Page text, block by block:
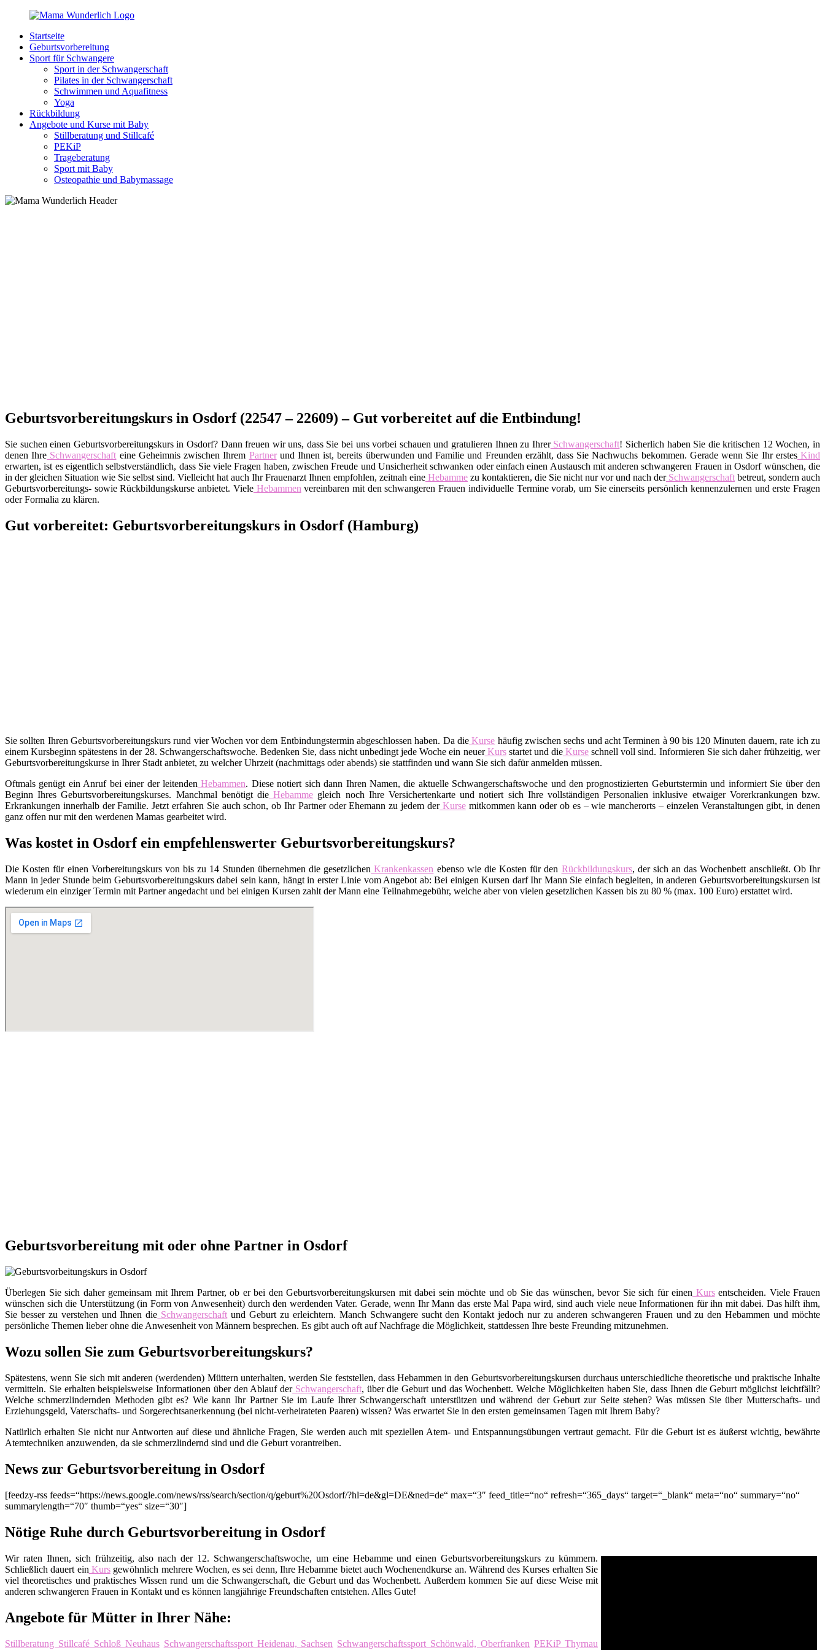
Zurück
Inhalt
MamaWunderlich.de
Mutti
sein
wunderbar!
Startseite
Geburtsvorbereitung
Sport für Schwangere
Sport in der Schwangerschaft
Pilates in der Schwangerschaft
Schwimmen und Aquafitness
Yoga
Rückbildung
Angebote und Kurse mit Baby
Stillberatung und Stillcafé
PEKiP
Trageberatung
Sport mit Baby
Osteopathie und Babymassage
Geburtsvorbereitungskurs in Osdorf (22547 – 22609) – Gut vorbereitet auf die Entbindung!
Sie suchen einen Geburtsvorbereitungskurs in Osdorf? Dann freuen wir uns, dass Sie bei uns vorbei schauen und gratulieren Ihnen zu IhrerSchwangerschaft! Sicherlich haben Sie die kritischen 12 Wochen, in
denen Ihre Schwangerschaft eine Geheimnis zwischen Ihrem Partnerund Ihnen ist, bereits überwunden und Familie und Freunden erzählt, dass Sie Nachwuchs bekommen. Gerade wenn Sie Ihr erstesKind
erwarten, ist es eigentlich selbstverständlich, dass Sie viele Fragen haben, zwischen Freude und Unsicherheit schwanken oder einfach einen Austausch mit anderen schwangeren Frauen in Osdorf wünschen, die
in der gleichen Situation wie Sie selbst sind. Vielleicht hat auch Ihr Frauenarzt Ihnen empfohlen, zeitnah eine Hebamme zu kontaktieren, die Sie nicht nur vor und nach derSchwangerschaft betreut, sondern auch
Geburtsvorbereitungs- sowie Rückbildungskurse anbietet. VieleHebammen vereinbaren mit den schwangeren Frauen individuelle Termine vorab, um Sie einerseits persönlich kennenzulernen und erste Fragen
oder Formalia zu klären.
Gut vorbereitet: Geburtsvorbereitungskurs in Osdorf (Hamburg)
Sie sollten Ihren Geburtsvorbereitungskurs rund vier Wochen vor dem Entbindungstermin abgeschlossen haben. Da die Kurse häufig zwischen sechs und acht Terminen à 90 bis 120 Minuten dauern, rate ich zu
einem Kursbeginn spätestens in der 28. Schwangerschaftswoche. Bedenken Sie, dass nicht unbedingt jede Woche ein neuerKursstartet und dieKurse schnell voll sind. Informieren Sie sich daher frühzeitig, wer
Geburtsvorbereitungskurse in Ihrer Stadt anbietet, zu welcher Uhrzeit (nachmittags oder abends) sie stattfinden und wann Sie sich dafür anmelden müssen.
Oftmals genügt ein Anruf bei einer der leitenden Hebammen. Diese notiert sich dann Ihren Namen, die aktuelle Schwangerschaftswoche und den prognostizierten Geburtstermin und informiert Sie über den
Beginn Ihres Geburtsvorbereitungskurses. Manchmal benötigt die Hebamme gleich noch Ihre Versichertenkarte und notiert sich Ihre vollständigen Personalien inklusive etwaiger Vorerkrankungen bzw.
Erkrankungen innerhalb der Familie. Jetzt erfahren Sie auch schon, ob Ihr Partner oder Ehemann zu jedem derKursemitkommen kann oder ob es – wie mancherorts – einzelen Veranstaltungen gibt, in denen
ganz offen nur mit den werdenen Mamas gearbeitet wird.
Was kostet in Osdorf ein empfehlenswerter Geburtsvorbereitungskurs?
Die Kosten für einen Vorbereitungskurs von bis zu 14 Stunden übernehmen die gesetzlichen Krankenkassen ebenso wie die Kosten für den Rückbildungskurs, der sich an das Wochenbett anschließt. Ob Ihr
Mann in jeder Stunde beim Geburtsvorbereitungskurs dabei sein kann, hängt in erster Linie vom Angebot ab: Bei einigen Kursen darf Ihr Mann Sie einfach begleiten, in anderen Geburtsvorbereitungskursen ist
wiederum ein einziger Termin mit Partner angedacht und bei einigen Kursen zahlt der Mann eine Teilnahmegebühr, welche aber von vielen gesetzlichen Kassen bis zu 80 % (max. 100 Euro) erstattet wird.
Geburtsvorbereitung mit oder ohne Partner in Osdorf
Überlegen Sie sich daher gemeinsam mit Ihrem Partner, ob er bei den Geburtsvorbereitungskursen mit dabei sein möchte und ob Sie das wünschen, bevor Sie sich für einen Kursentscheiden. Viele Frauen
wünschen sich die Unterstützung (in Form von Anwesenheit) durch den werdenden Vater. Gerade, wenn Ihr Mann das erste Mal Papa wird, sind auch viele neue Informationen für ihn mit dabei. Das hilft ihm,
Sie besser zu verstehen und Ihnen die Schwangerschaft und Geburt zu erleichtern. Manch Schwangere sucht den Kontakt jedoch nur zu anderen schwangeren Frauen und zu den Hebammen und möchte
persönliche Themen lieber ohne die Anwesenheit von Männern besprechen. Es gibt auch oft auf Nachfrage die Möglichkeit, stattdessen Ihre beste Freunding mitzunehmen.
Wozu sollen Sie zum Geburtsvorbereitungskurs?
Spätestens, wenn Sie sich mit anderen (werdenden) Müttern unterhalten, werden Sie feststellen, dass Hebammen in den Geburtsvorbereitungskursen durchaus unterschiedliche theoretische und praktische Inhalte
vermitteln. Sie erhalten beispielsweise Informationen über den Ablauf derSchwangerschaft, über die Geburt und das Wochenbett. Welche Möglichkeiten haben Sie, dass Ihnen die Geburt möglichst leichtfällt?
Welche schmerzlindernden Methoden gibt es? Wie kann Ihr Partner Sie im Laufe Ihrer Schwangerschaft unterstützen und während der Geburt zur Seite stehen? Was müssen Sie über Mutterschafts- und
Erziehungsgeld, Vaterschafts- und Sorgerechtsanerkennung (bei nicht-verheirateten Paaren) wissen? Was erwartet Sie in den ersten gemeinsamen Tagen mit Ihrem Baby?
Natürlich erhalten Sie nicht nur Antworten auf diese und ähnliche Fragen, Sie werden auch mit speziellen Atem- und Entspannungsübungen vertraut gemacht. Für die Geburt ist es äußerst wichtig, bewährte
Atemtechniken anzuwenden, da sie schmerzlindernd sind und die Geburt vorantreiben.
News zur Geburtsvorbereitung in Osdorf
[feedzy-rss feeds=“https://news.google.com/news/rss/search/section/q/geburt%20Osdorf/?hl=de&gl=DE&ned=de“ max=“3″ feed_title=“no“ refresh=“365_days“ target=“_blank“ meta=“no“ summary=“no“
summarylength=“70″ thumb=“yes“ size=“30″]
Nötige Ruhe durch Geburtsvorbereitung in Osdorf
Wir raten Ihnen, sich frühzeitig, also nach der 12. Schwangerschaftswoche, um eine Hebamme und einen Geburtsvorbereitungskurs zu kümmern.
Schließlich dauert ein Kursgewöhnlich mehrere Wochen, es sei denn, Ihre Hebamme bietet auch Wochenendkurse an. Während des Kurses erhalten Sie
viel theoretisches und praktisches Wissen rund um die Schwangerschaft, die Geburt und das Wochenbett. Außerdem kommen Sie auf diese Weise mit
anderen schwangeren Frauen in Kontakt und es können langjährige Freundschaften entstehen. Alles Gute!
Angebote für Mütter in Ihrer Nähe:
Stillberatung Stillcafé Schloß Neuhaus Schwangerschaftssport Heidenau, Sachsen Schwangerschaftssport Schönwald, Oberfranken PEKiP Thyrnau